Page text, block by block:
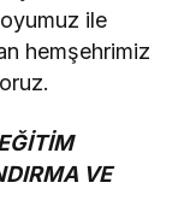
ile
hemşehrimiz
VE